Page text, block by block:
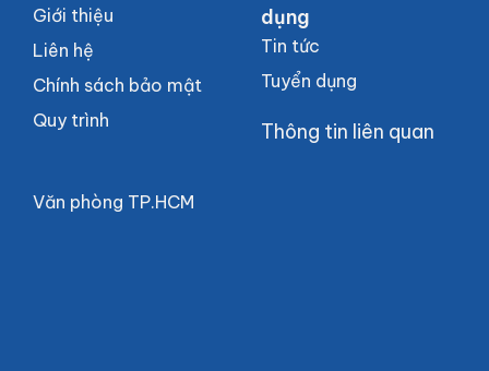
Giới thiệu
Liên hệ
Chính sách bảo mật
Quy trình
dụng
Tin tức
Tuyển dụng
Thông tin liên quan
Văn phòng TP.HCM